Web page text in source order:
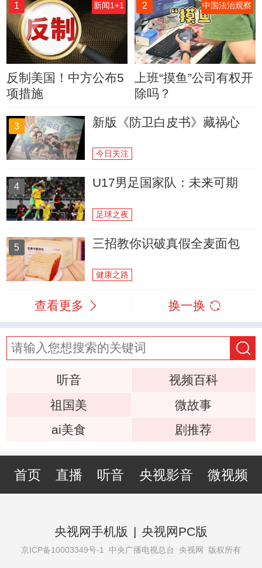
1 新闻1+1
反制美国！中方公布5
项措施
2 中国法治观察
上班“摸鱼”公司有权开
除吗？
3 新版《防卫白皮书》藏祸心
今日关注
4 U17男足国家队：未来可期
足球之夜
5 三招教你识破真假全麦面包
健康之路
查看更多 换一换
听音
视频百科
祖国美
微故事
ai美食
剧推荐
首页 直播 听音 央视影音 微视频
央视网手机版 | 央视网PC版
京ICP备10003349号-1 中央广播电视总台 央视网 版权所有